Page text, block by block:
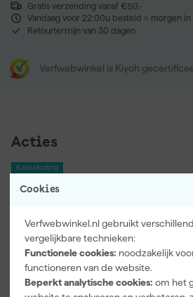
Cookies
Verfwebwinkel.nl gebruikt
vergelijkbare technieken:
Functionele cookies: noodzakelijk
functioneren van de website.
Beperkt analytische cookies: om het
Gratis verzending vanaf €50,-
Vandaag voor 22:00u besteld = morgen in
Retourtermijn van 30 dagen
Verfwebwinkel is Kiyoh
Acties
Kassakorting
Kassakorting
Bij aankoop van dit product ontvang 15%
Productinformatie
Productomschrijving
Workman 1004 Werkbroek